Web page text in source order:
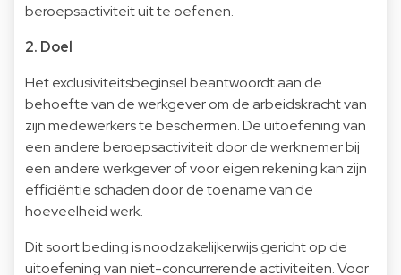
beroepsactiviteit uit te oefenen.
2. Doel
Het exclusiviteitsbeginsel beantwoordt aan de
behoefte van de werkgever om de arbeidskracht van
zijn medewerkers te beschermen. De uitoefening van
een andere beroepsactiviteit door de werknemer bij
een andere werkgever of voor eigen rekening kan zijn
efficiëntie schaden door de toename van de
hoeveelheid werk.
Dit soort beding is noodzakelijkerwijs gericht op de
uitoefening van niet-concurrerende activiteiten. Voor